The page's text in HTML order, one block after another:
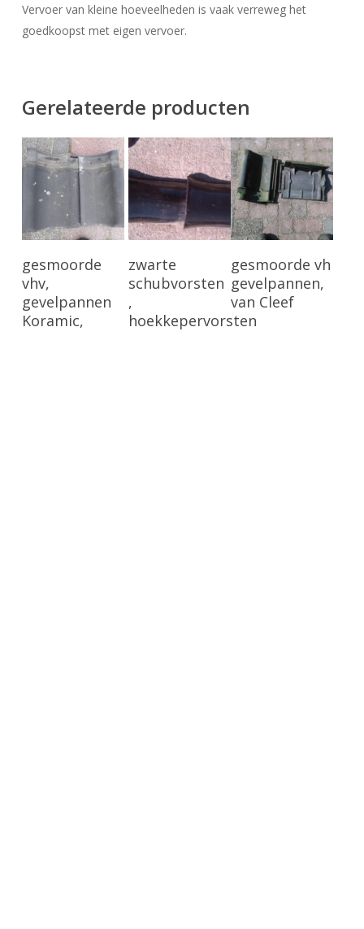
Vervoer van kleine hoeveelheden is vaak verreweg het
goedkoopst met eigen vervoer.
Gerelateerde producten
Bekijk Product
gesmoorde
vhv,
gevelpannen
Koramic,
Bekijk Product
zwarte
schubvorsten
,
hoekkepervorsten
Bekijk Product
gesmoorde vh
gevelpannen,
van Cleef